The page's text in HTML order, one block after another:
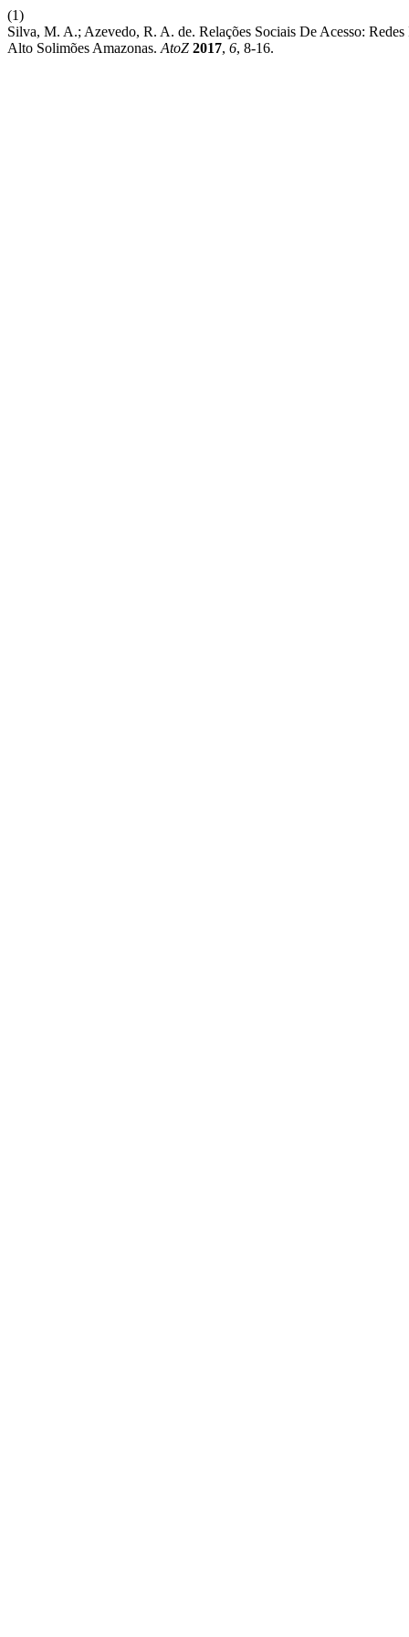
(1)
Silva, M. A.; Azevedo, R. A. de. Relações Sociais De Acesso:
Alto Solimões Amazonas. AtoZ 2017, 6, 8-16.